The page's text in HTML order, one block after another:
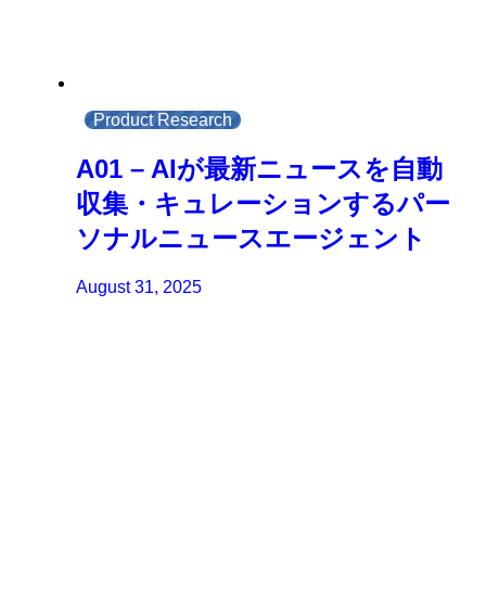
Product Research
A01 – AIが最新ニュースを自動
収集・キュレーションするパー
ソナルニュースエージェント
August 31, 2025